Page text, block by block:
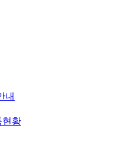
내
현황